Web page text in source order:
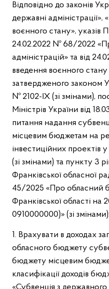
Відповідно до законів
державні
воєнного стану», указів
24.02.2022 № 68/2022
адміністрацій» та від
введення воєнного стану
затвердженого законом
№ 2102-ІХ (зі змінами),
Міністрів України від
питання надання
місцевим бюджетам на
інвестиційних проектів
(зі змінами) та пункту 3
Франківської обласної
45/2025 «Про обласний
Франківської області на
0910000000)» (зі змінами):
1. Врахувати в доходах
обласного бюджету
бюджету місцевим
класифікації доходів